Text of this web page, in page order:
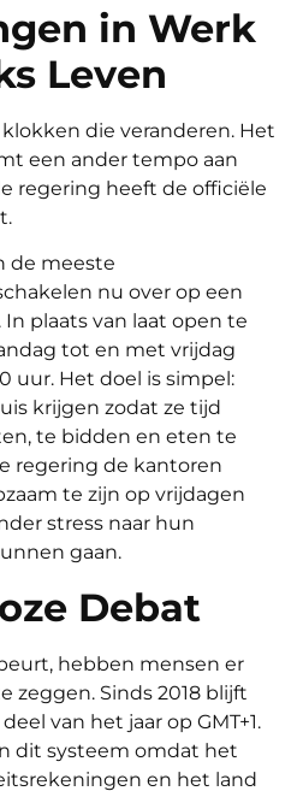
in Werk
Leven
die veranderen. Het
een ander tempo aan
regering heeft de officiële
de meeste
nu over op een
In plaats van laat open te
tot en met vrijdag
uur. Het doel is simpel:
krijgen zodat ze tijd
te bidden en eten te
regering de kantoren
te zijn op vrijdagen
stress naar hun
gaan.
Debat
hebben mensen er
zeggen. Sinds 2018 blijft
van het jaar op GMT+1.
dit systeem omdat het
en het land